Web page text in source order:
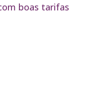
boas tarifas